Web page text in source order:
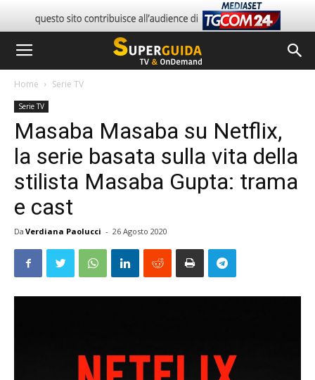
Home Serie TV
Serie TV
Masaba Masaba su Netflix,
la serie basata sulla vita della
stilista Masaba Gupta: trama
e cast
Da Verdiana Paolucci - 26 Agosto 2020